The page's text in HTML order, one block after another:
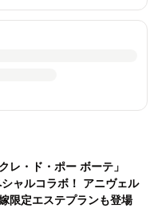
レ・ド・ポー ボーテ」
ャルコラボ！ アニヴェル
限定エステプランも登場